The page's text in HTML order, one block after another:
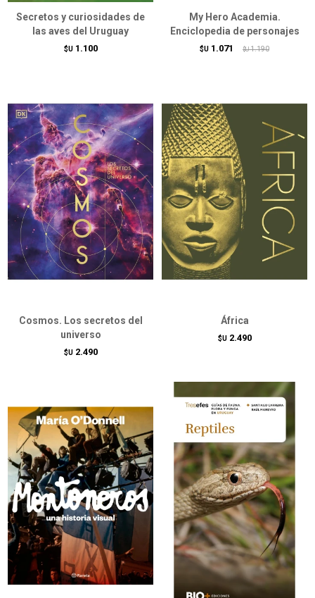
Secretos y curiosidades de
las aves del Uruguay
$U 1.100
My Hero Academia.
Enciclopedia de personajes
$U 1.071 $U 1.190
Cosmos. Los secretos del
universo
$U 2.490
África
$U 2.490